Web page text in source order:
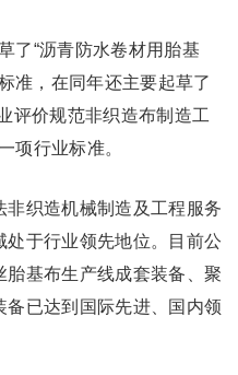
了“沥青防水卷材用胎基
准，在同年还主要起草了
评价规范非织造布制造工
项行业标准。
织造机械制造及工程服务
于行业领先地位。目前公
基布生产线成套装备、聚
已达到国际先进、国内领